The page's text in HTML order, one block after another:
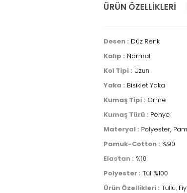
ÜRÜN ÖZELLIKLERI
Desen : Düz Renk
Kalıp : Normal
Kol Tipi : Uzun
Yaka : Bisiklet Yaka
Kumaş Tipi : Örme
Kumaş Türü : Penye
Materyal : Polyester,
Pamuk-Cotton : %90
Elastan : %10
Polyester : Tül %100
Ürün Özellikleri : Tüllü,